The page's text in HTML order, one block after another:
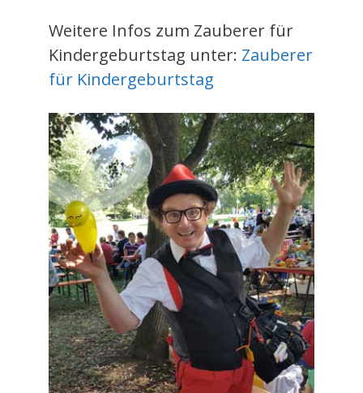
Weitere Infos zum Zauberer für
Kindergeburtstag unter: Zauberer
für Kindergeburtstag